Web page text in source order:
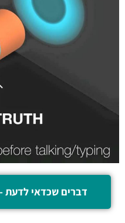
6 דברים שכדאי לדעת